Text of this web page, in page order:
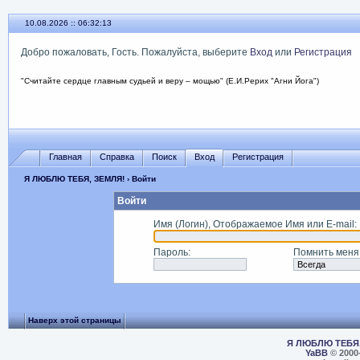
10.08.2026 :: 06:32:13
Добро пожаловать, Гость. Пожалуйста, выберите Входили Регистрация
"Считайте сердце главным судьей и веру – мощью" (Е.И.Рерих "Агни Йога")
Главная Справка Поиск Вход Регистрация
Я ЛЮБЛЮ ТЕБЯ, ЗЕМЛЯ!› Войти
Войти
Имя (Логин), Отображаемое Имя или E-mail :
Пароль: Помнить меня
Наверх этой страницы
Я ЛЮБЛЮ
YaBB©